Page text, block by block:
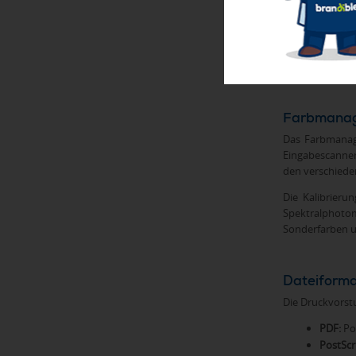
Besonders
mit Logo),
sicherstellen,
erfordert oft
Das
den
Die
Sonderfarben
Die
PDF: